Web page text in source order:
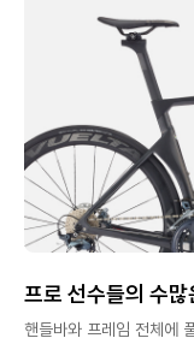
프로 선수들의 수
핸들바와 프레임 전체에